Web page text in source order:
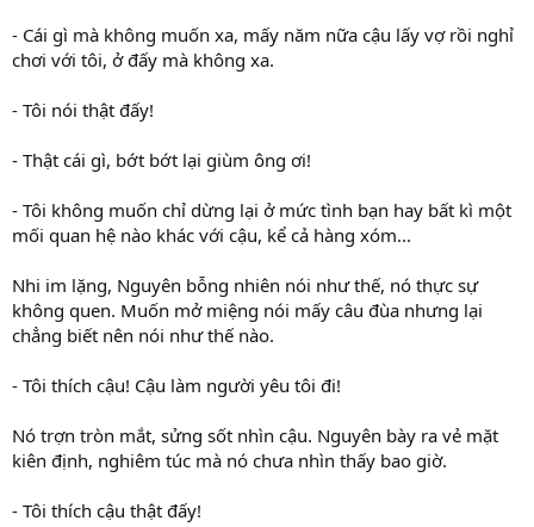
- Cái gì mà không muốn xa, mấy năm nữa cậu lấy vợ rồi nghỉ
chơi với tôi, ở đấy mà không xa.
- Tôi nói thật đấy!
- Thật cái gì, bớt bớt lại giùm ông ơi!
- Tôi không muốn chỉ dừng lại ở mức tình bạn hay bất kì một
mối quan hệ nào khác với cậu, kể cả hàng xóm...
Nhi im lặng, Nguyên bỗng nhiên nói như thế, nó thực sự
không quen. Muốn mở miệng nói mấy câu đùa nhưng lại
chẳng biết nên nói như thế nào.
- Tôi thích cậu! Cậu làm người yêu tôi đi!
Nó trợn tròn mắt, sửng sốt nhìn cậu. Nguyên bày ra vẻ mặt
kiên định, nghiêm túc mà nó chưa nhìn thấy bao giờ.
- Tôi thích cậu thật đấy!